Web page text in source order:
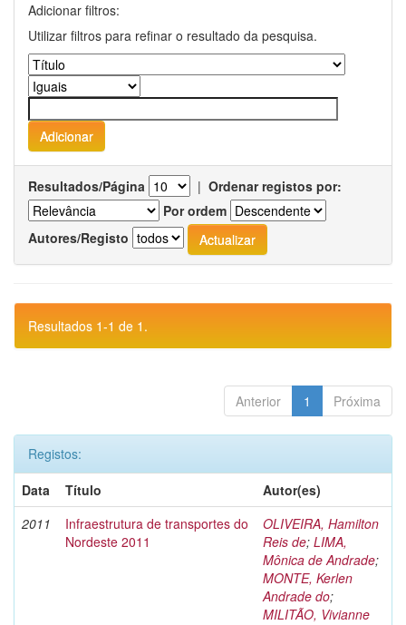
Adicionar filtros:
Utilizar filtros para refinar o resultado da pesquisa.
Resultados/Página | Ordenar registos por:
Por ordem
Autores/Registo
Resultados 1-1 de 1.
Anterior 1 Próxima
Registos:
Data
Título
Autor(es)
2011
Infraestrutura de transportes do
Nordeste 2011
OLIVEIRA, Hamilton
Reis de; LIMA,
Mônica de Andrade;
MONTE, Kerlen
Andrade do;
MILITÃO, Vivianne